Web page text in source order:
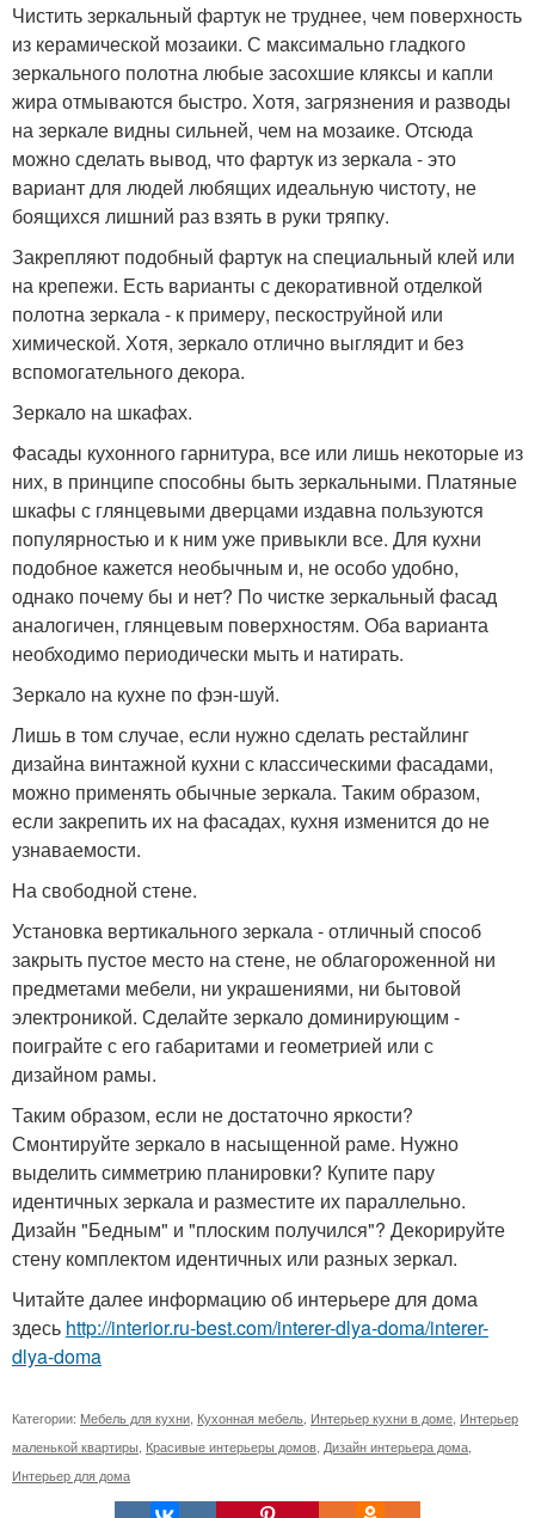
Чистить зеркальный фартук не труднее, чем поверхность
из керамической мозаики. С максимально гладкого
зеркального полотна любые засохшие кляксы и капли
жира отмываются быстро. Хотя, загрязнения и разводы
на зеркале видны сильней, чем на мозаике. Отсюда
можно сделать вывод, что фартук из зеркала - это
вариант для людей любящих идеальную чистоту, не
боящихся лишний раз взять в руки тряпку.
Закрепляют подобный фартук на специальный клей или
на крепежи. Есть варианты с декоративной отделкой
полотна зеркала - к примеру, пескоструйной или
химической. Хотя, зеркало отлично выглядит и без
вспомогательного декора.
Зеркало на шкафах.
Фасады кухонного гарнитура, все или лишь некоторые из
них, в принципе способны быть зеркальными. Платяные
шкафы с глянцевыми дверцами издавна пользуются
популярностью и к ним уже привыкли все. Для кухни
подобное кажется необычным и, не особо удобно,
однако почему бы и нет? По чистке зеркальный фасад
аналогичен, глянцевым поверхностям. Оба варианта
необходимо периодически мыть и натирать.
Зеркало на кухне по фэн-шуй.
Лишь в том случае, если нужно сделать рестайлинг
дизайна винтажной кухни с классическими фасадами,
можно применять обычные зеркала. Таким образом,
если закрепить их на фасадах, кухня изменится до не
узнаваемости.
На свободной стене.
Установка вертикального зеркала - отличный способ
закрыть пустое место на стене, не облагороженной ни
предметами мебели, ни украшениями, ни бытовой
электроникой. Сделайте зеркало доминирующим -
поиграйте с его габаритами и геометрией или с
дизайном рамы.
Таким образом, если не достаточно яркости?
Смонтируйте зеркало в насыщенной раме. Нужно
выделить симметрию планировки? Купите пару
идентичных зеркала и разместите их параллельно.
Дизайн "Бедным" и "плоским получился"? Декорируйте
стену комплектом идентичных или разных зеркал.
Читайте далее информацию об интерьере для дома
здесь http://interior.ru-best.com/interer-dlya-doma/interer-
dlya-doma
Категории: Мебель для кухни, Кухонная мебель, Интерьер кухни в доме, Интерьер
маленькой квартиры, Красивые интерьеры домов, Дизайн интерьера дома,
Интерьер для дома